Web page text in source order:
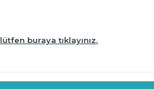
lütfen buraya tıklayınız.